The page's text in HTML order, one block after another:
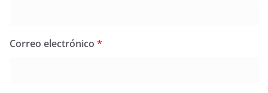
Correo electrónico *